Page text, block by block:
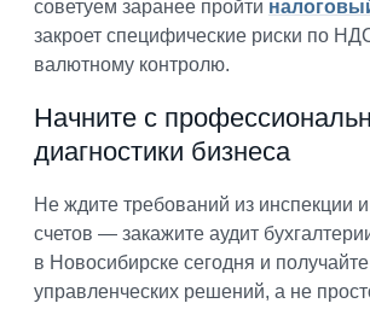
советуем заранее пройти
закроет специфические риски по
валютному контролю.
Начните с
диагностики бизнеса
Не ждите требований из инспекции
счетов — закажите аудит
в Новосибирске сегодня и
управленческих решений, а не